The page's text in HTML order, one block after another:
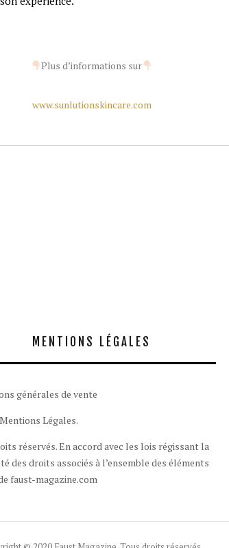
Plus d’informations sur
www.sunlutionskincare.com
MENTIONS LÉGALES
générales de vente
Légales.
réservés. En accord avec les lois régissant la
des droits associés à l’ensemble des éléments
faust-magazine.com